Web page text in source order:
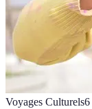
Voyages Culturels6